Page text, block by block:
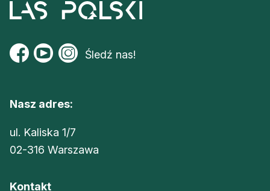
Śledź nas!
Nasz adres:
ul. Kaliska 1/7
02-316 Warszawa
Kontakt